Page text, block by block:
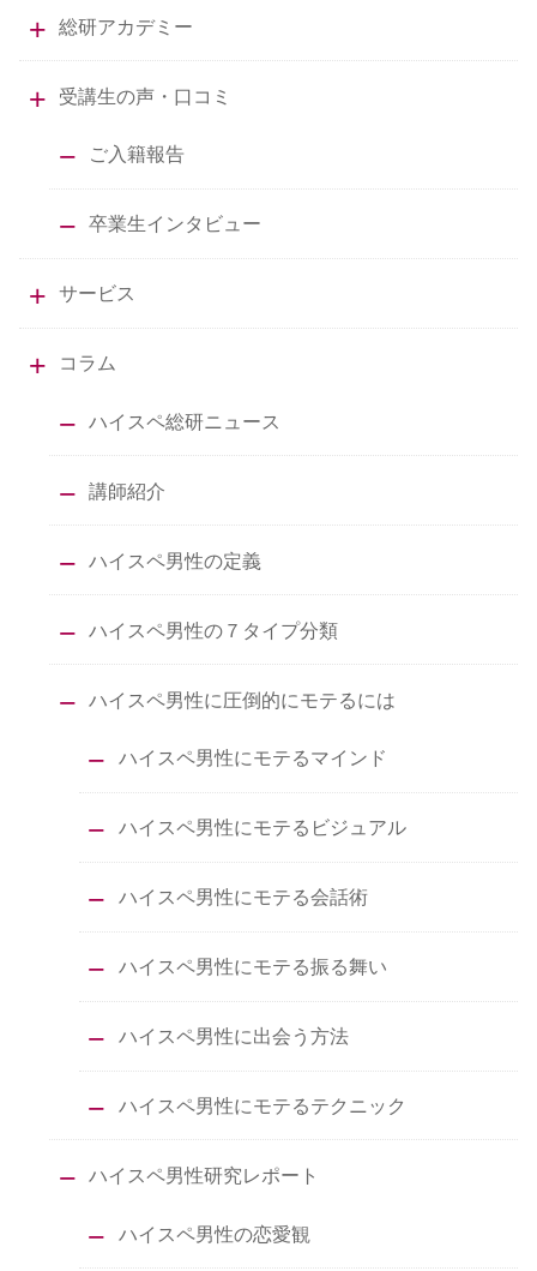
総研アカデミー
受講生の声・口コミ
ご入籍報告
卒業生インタビュー
サービス
コラム
ハイスペ総研ニュース
講師紹介
ハイスペ男性の定義
ハイスペ男性の７タイプ分類
ハイスペ男性に圧倒的にモテるには
ハイスペ男性にモテるマインド
ハイスペ男性にモテるビジュアル
ハイスペ男性にモテる会話術
ハイスペ男性にモテる振る舞い
ハイスペ男性に出会う方法
ハイスペ男性にモテるテクニック
ハイスペ男性研究レポート
ハイスペ男性の恋愛観